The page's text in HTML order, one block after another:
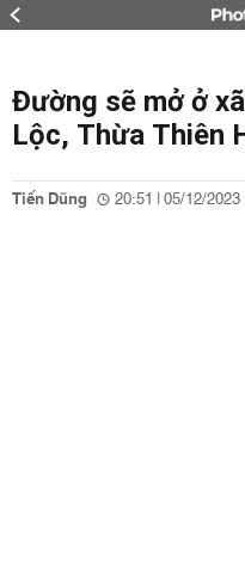
Đường sẽ mở ở
Lộc, Thừa Thiên
Tiến Dũng 20:51 | 05/12/2023